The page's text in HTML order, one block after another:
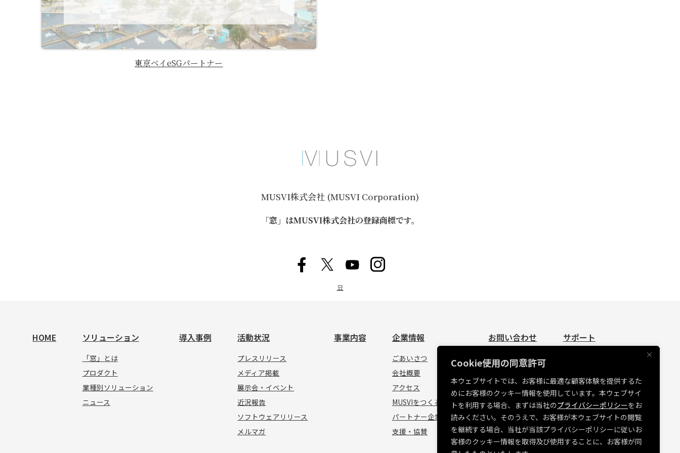
Cookie使用の同意許可
本ウェブサイトでは、お客様に最適な顧客体験を提供するた
めにお客様のクッキー情報を使用しています。本ウェブサイ
トを利用する場合、まずは当社のプライバシーポリシーをお
読みください。そのうえで、お客様が本ウェブサイトの閲覧
を継続する場合、当社が当該プライバシーポリシーに従いお
客様のクッキー情報を取得及び使用することに、お客様が同
東京ベイeSGパートナー
MUSVI株式会社 (MUSVI Corporation)
「窓」はMUSVI株式会社の登録商標です。
묘
HOME ソリューション
「窓」とは
プロダクト
業種別ソリューション
ニュース
導入事例 活動状況
プレスリリース
メディア掲載
展示会・イベント
近況報告
ソフトウェアリリース
メルマガ
事業内容 企業情報
ごあいさつ
会社概要
アクセス
MUSVIをつくる人たち
パートナー企業
支援・協賛
お問い合わせ
お問い合わせ
サポート
お問い合わせ
MUSVI BASE ログイン
ソフトウェアリリース情報
障害・メンテナンス情報
各種規約